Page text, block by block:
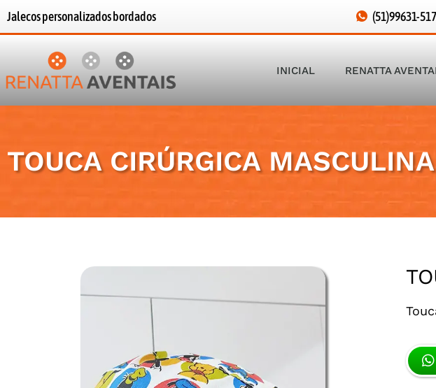
Jalecos personalizados bordados (51)99631-
INICIAL RENATTA
TOUCA CIRÚRGICA MASCULINA